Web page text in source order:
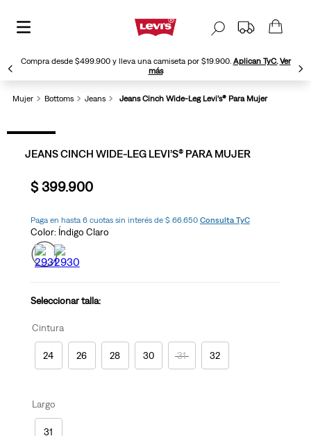
Compra desde $499.900 y lleva una camiseta por $19.900. Aplican TyC. Ver
más
Mujer Bottoms Jeans Jeans Cinch Wide-Leg Levi’s® Para Mujer
JEANS CINCH WIDE-LEG LEVI’S® PARA MUJER
$ 399.900
Paga en hasta 6 cuotas sin interés de $ 66.650 Consulta TyC
Color: Índigo Claro
Seleccionar talla:
Cintura
24 26 28 30 31 32
Largo
31